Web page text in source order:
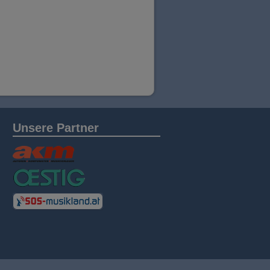
Unsere Partner